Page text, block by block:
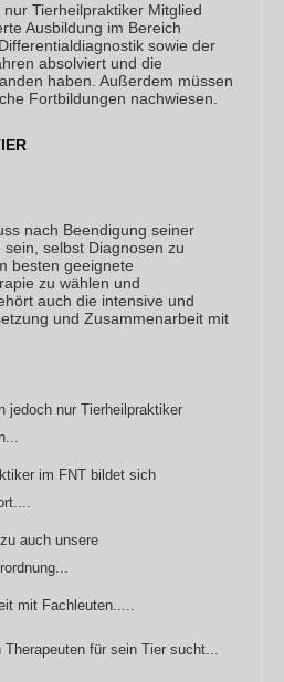
Tierheilpraktiker Mitglied
Ausbildung im Bereich
sowie der
absolviert und die
haben. Außerdem müssen
Fortbildungen nachwiesen.
nach Beendigung seiner
selbst Diagnosen zu
besten geeignete
zu wählen und
auch die intensive und
und Zusammenarbeit mit
jedoch nur Tierheilpraktiker
im FNT bildet sich
auch unsere
mit Fachleuten.....
Therapeuten für sein Tier sucht...